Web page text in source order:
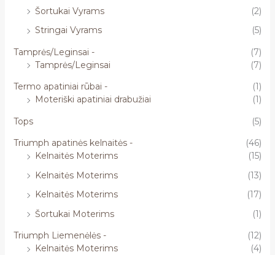
Šortukai Vyrams
(2)
Stringai Vyrams
(5)
Tamprės/Leginsai -
(7)
Tamprės/Leginsai
(7)
Termo apatiniai rūbai -
(1)
Moteriški apatiniai drabužiai
(1)
Tops
(5)
Triumph apatinės kelnaitės -
(46)
Kelnaitės Moterims
(15)
Kelnaitės Moterims
(13)
Kelnaitės Moterims
(17)
Šortukai Moterims
(1)
Triumph Liemenėlės -
(12)
Kelnaitės Moterims
(4)